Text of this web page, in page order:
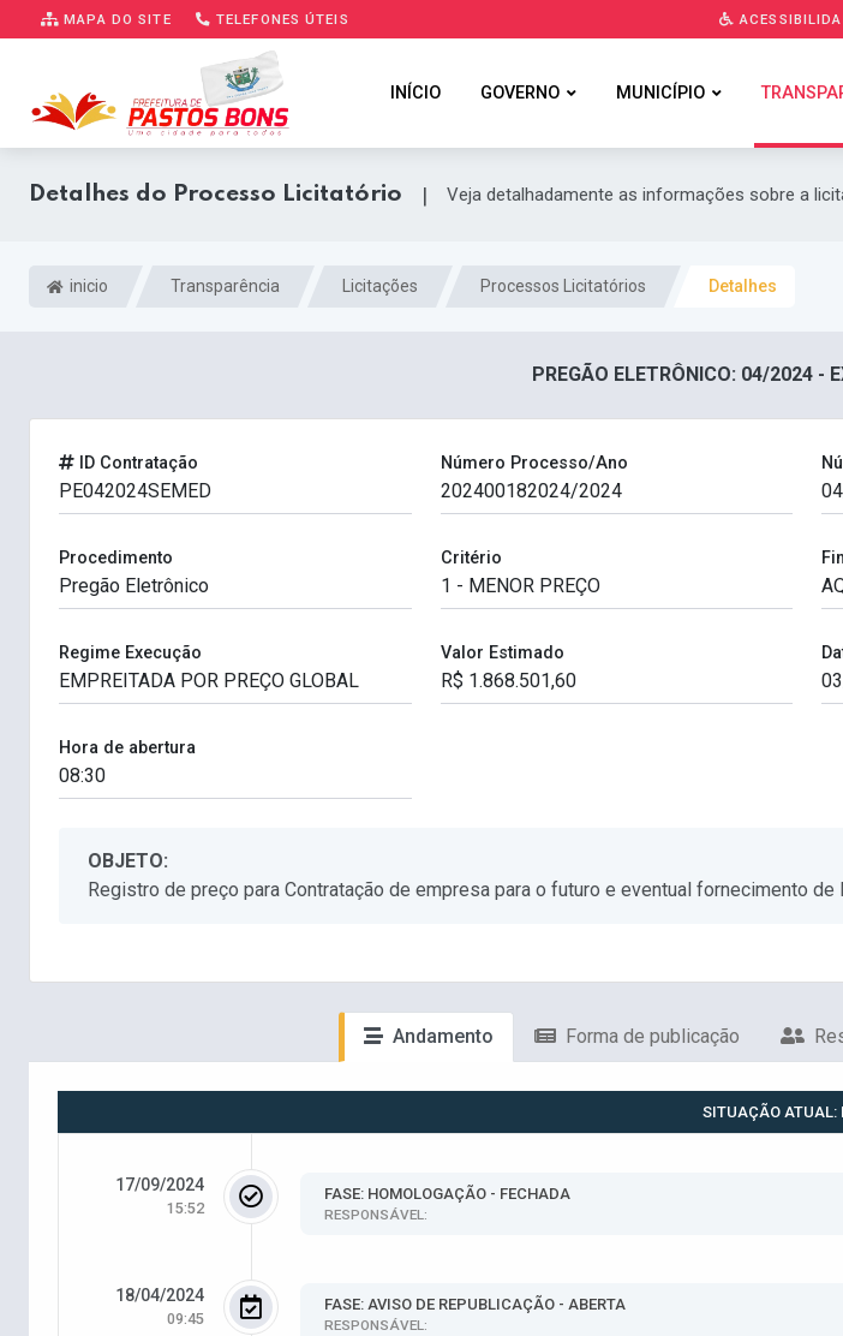
MAPA DO SITE TELEFONES ÚTEIS
INÍCIO GOVERNO MUNICÍPIO
Detalhes do Processo Licitatório | Veja detalhadamente as informações sobre a
inicio Transparência Licitações Processos Licitatórios Detalhes
PREGÃO ELETRÔNICO: 04/2024 -
ID Contratação Número Processo/Ano
Procedimento Critério
Regime Execução Valor Estimado
Hora de abertura
OBJETO:
Registro de preço para Contratação de empresa para o futuro e eventual fornecimento
Andamento Forma de publicação
SITUAÇÃO ATUAL:
17/09/2024
15:52
FASE: HOMOLOGAÇÃO - FECHADA
RESPONSÁVEL:
18/04/2024
09:45
FASE: AVISO DE REPUBLICAÇÃO - ABERTA
RESPONSÁVEL: